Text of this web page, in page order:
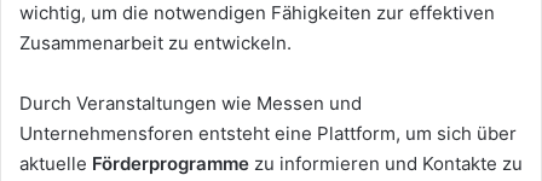
wichtig, um die notwendigen Fähigkeiten zur effektiven
Zusammenarbeit zu entwickeln.
Durch Veranstaltungen wie Messen und
Unternehmensforen entsteht eine Plattform, um sich über
aktuelle Förderprogramme zu informieren und Kontakte zu